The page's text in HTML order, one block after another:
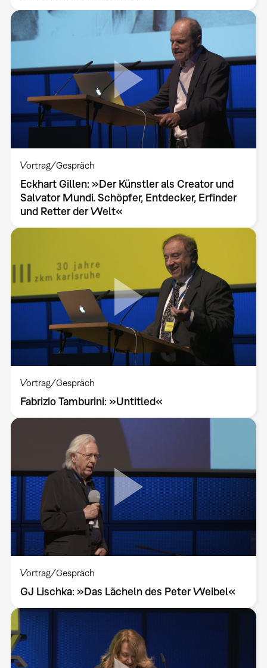
Vortrag/Gespräch
Eckhart Gillen: »Der Künstler als Creator und
Salvator Mundi. Schöpfer, Entdecker, Erfinder
und Retter der Welt«
Vortrag/Gespräch
Fabrizio Tamburini: »Untitled«
Vortrag/Gespräch
GJ Lischka: »Das Lächeln des Peter Weibel«